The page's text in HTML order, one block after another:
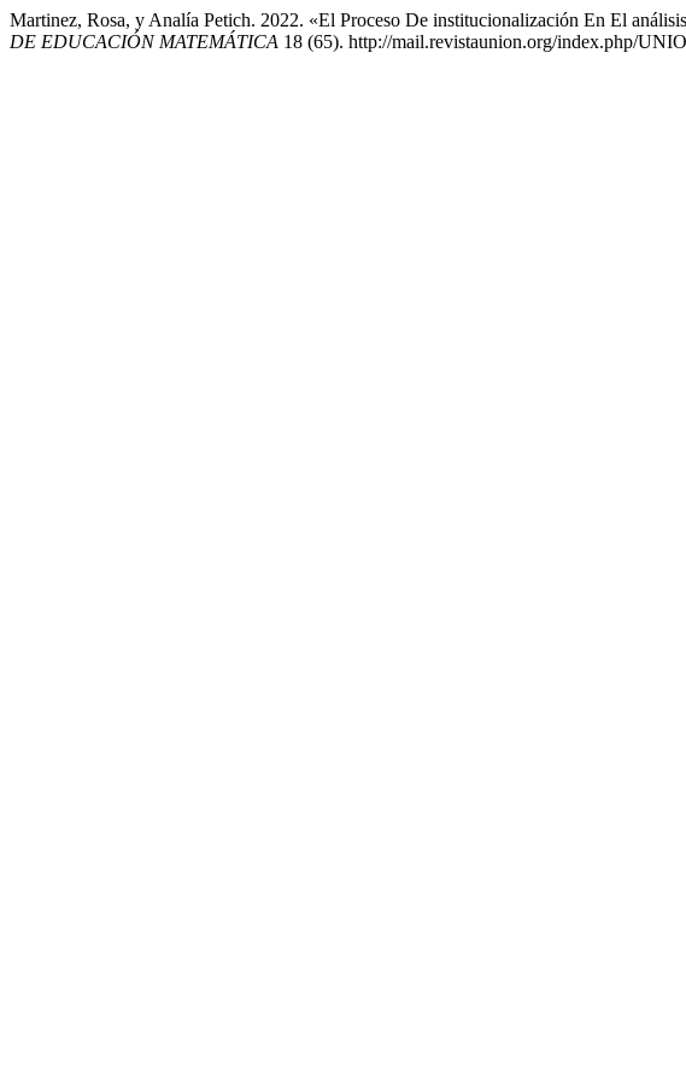
Martinez, Rosa, y Analía Petich. 2022. «El Proceso De institucionalización En El
DE EDUCACIÓN MATEMÁTICA 18 (65). http://mail.revistaunion.org/index.php/